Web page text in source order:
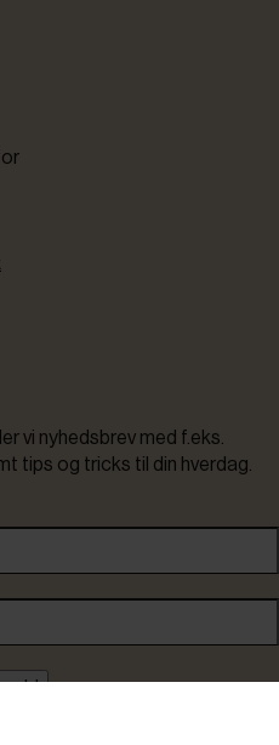
vi nyhedsbrev med f.eks.
tips og tricks til din hverdag.